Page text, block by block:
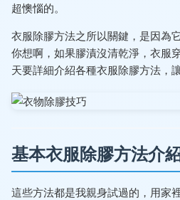
超懊惱的。
衣服除膠方法之所以關鍵，是因為
你想啊，如果膠漬沒清乾淨，衣服
天要詳細介紹各種衣服除膠方法，
基本衣服除膠方法介
這些方法都是我親身試過的，用家